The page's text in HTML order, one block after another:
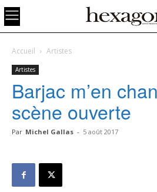
Accueil Artistes
Artistes
Barjac m’en
scène ouverte
Par Michel Gallas - 5 août 2017